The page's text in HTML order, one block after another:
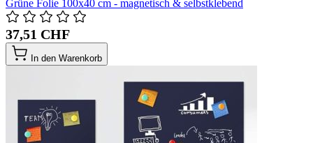
Grüne Folie 100x40 cm - magnetisch & selbstklebend
37,51 CHF
In den Warenkorb